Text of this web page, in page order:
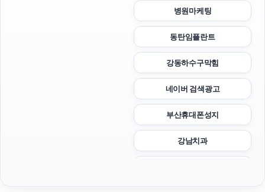
병원마케팅
동탄임플란트
강동하수구막힘
네이버 검색광고
부산휴대폰성지
강남치과